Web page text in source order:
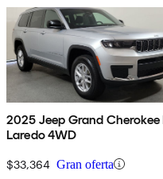
2025 Jeep Grand Cherokee
Laredo 4WD
$33,364 Gran oferta